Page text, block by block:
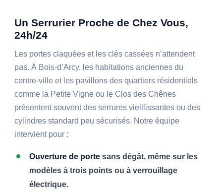
Un Serrurier Proche de Chez Vous,
24h/24
Les portes claquées et les clés cassées n’attendent
pas. À Bois-d’Arcy, les habitations anciennes du
centre-ville et les pavillons des quartiers résidentiels
comme la Petite Vigne ou le Clos des Chênes
présentent souvent des serrures vieillissantes ou des
cylindres standard peu sécurisés. Notre équipe
intervient pour :
Ouverture de porte sans dégât, même sur les
modèles à trois points ou à verrouillage
électrique.